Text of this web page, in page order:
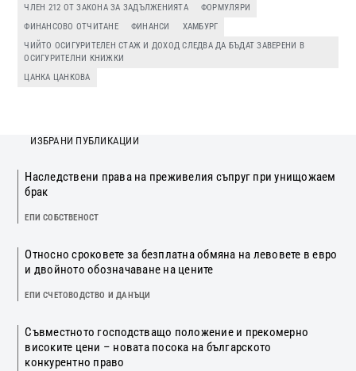
ЧЛЕН 212 ОТ ЗАКОНА ЗА ЗАДЪЛЖЕНИЯТА
ФОРМУЛЯРИ
ФИНАНСОВО ОТЧИТАНЕ
ФИНАНСИ
ХАМБУРГ
ЧИЙТО ОСИГУРИТЕЛЕН СТАЖ И ДОХОД СЛЕДВА ДА БЪДАТ ЗАВЕРЕНИ В
ОСИГУРИТЕЛНИ КНИЖКИ
ЦАНКА ЦАНКОВА
ИЗБРАНИ ПУБЛИКАЦИИ
Наследствени права на преживелия съпруг при унищожаем
брак
ЕПИ СОБСТВЕНОСТ
Относно сроковете за безплатна обмяна на левовете в евро
и двойното обозначаване на цените
ЕПИ СЧЕТОВОДСТВО И ДАНЪЦИ
Съвместното господстващо положение и прекомерно
високите цени – новата посока на българското
конкурентно право